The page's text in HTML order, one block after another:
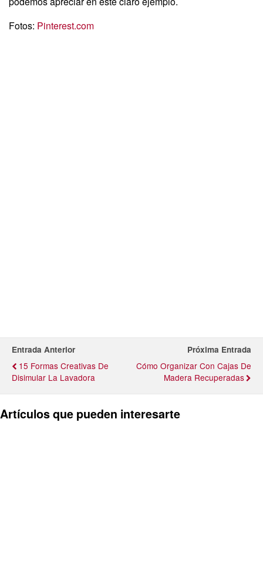
Fotos: Pinterest.com
Entrada Anterior
15 Formas Creativas De
Disimular La Lavadora
Próxima Entrada
Cómo Organizar Con Cajas De
Madera Recuperadas
Artículos que pueden interesarte